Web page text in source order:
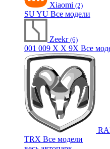
Xiaomi (2)
SUYU Все модели
Zeekr (6)
001 009 X X 9X Все
TRX Все модели